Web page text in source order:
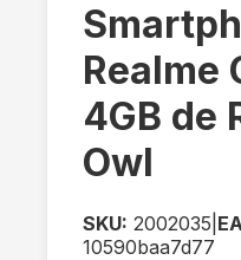
Realme
4GB de
Owl
SKU: 2002035
10590baa7d77